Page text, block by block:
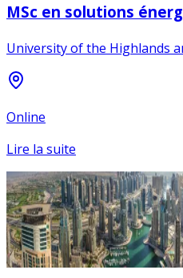
MSc en solutions
University of the Highlands
Online
Lire la suite